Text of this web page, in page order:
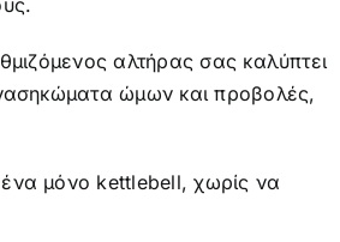
αλτήρας σας καλύπτει
ώμων και προβολές,
μόνο kettlebell, χωρίς να